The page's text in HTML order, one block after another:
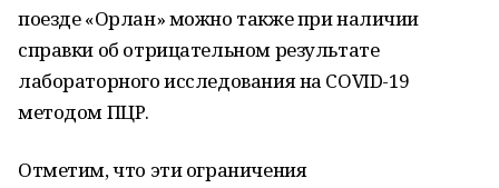
поезде «Орлан» можно также при наличии
справки об отрицательном результате
лабораторного исследования на COVID-19
методом ПЦР.
Отметим, что эти ограничения